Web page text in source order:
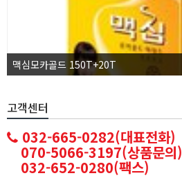
맥심모카골드 150T+20T
고객센터
032-665-0282(대표전화)
070-5066-3197(상품문의)
032-652-0280(팩스)